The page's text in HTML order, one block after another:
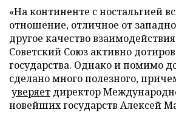
«На континенте с ностальгией
отношение, отличное от
другое качество
Советский Союз активно
государства. Однако и помимо
сделано много полезного,
уверяет директор
новейших государств Алексей